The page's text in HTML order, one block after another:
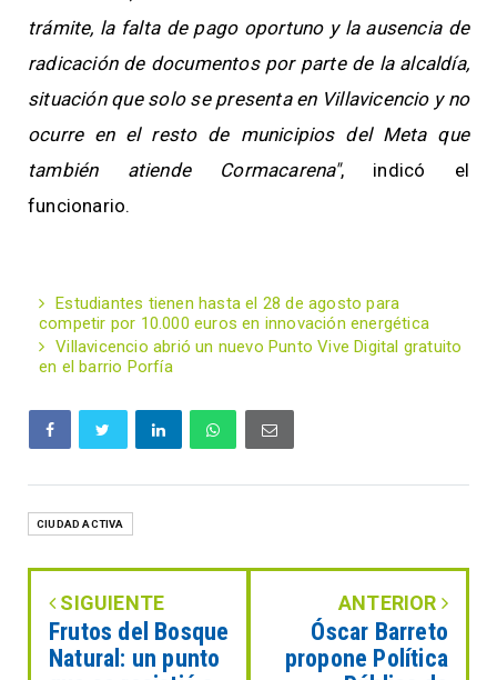
trámite, la falta de pago oportuno y la ausencia de
radicación de documentos por parte de la alcaldía,
situación que solo se presenta en Villavicencio y no
ocurre en el resto de municipios del Meta que
también atiende Cormacarena", indicó el
funcionario.
Estudiantes tienen hasta el 28 de agosto para
competir por 10.000 euros en innovación energética
Villavicencio abrió un nuevo Punto Vive Digital gratuito
en el barrio Porfía
CIUDAD ACTIVA
SIGUIENTE
Frutos del Bosque
Natural: un punto
ANTERIOR
Óscar Barreto
propone Política